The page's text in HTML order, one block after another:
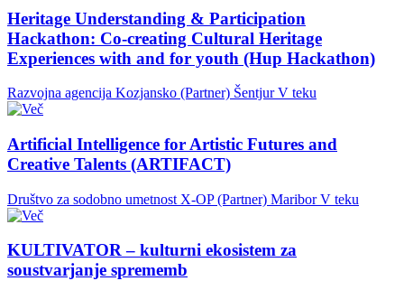
Heritage Understanding & Participation
Hackathon: Co-creating Cultural Heritage
Experiences with and for youth (Hup Hackathon)
Razvojna agencija Kozjansko (Partner) Šentjur V teku
Artificial Intelligence for Artistic Futures and
Creative Talents (ARTIFACT)
Društvo za sodobno umetnost X-OP (Partner) Maribor V teku
KULTIVATOR – kulturni ekosistem za
soustvarjanje sprememb